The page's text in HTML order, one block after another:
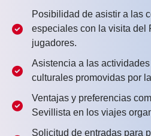
Posibilidad de asistir a las
especiales con la visita del
jugadores.
Asistencia a las
culturales promovidas por
Ventajas y preferencias
Sevillista en los viajes
Solicitud de entradas para